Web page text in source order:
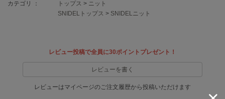
ジェラート ピケ
カテゴリ ： トップス > ニット
SNIDELトップス > SNIDELニット
レビュー投稿で全員に30ポイントプレゼント！
レビューを書く
レビューはマイページのご注文履歴から投稿いただけます